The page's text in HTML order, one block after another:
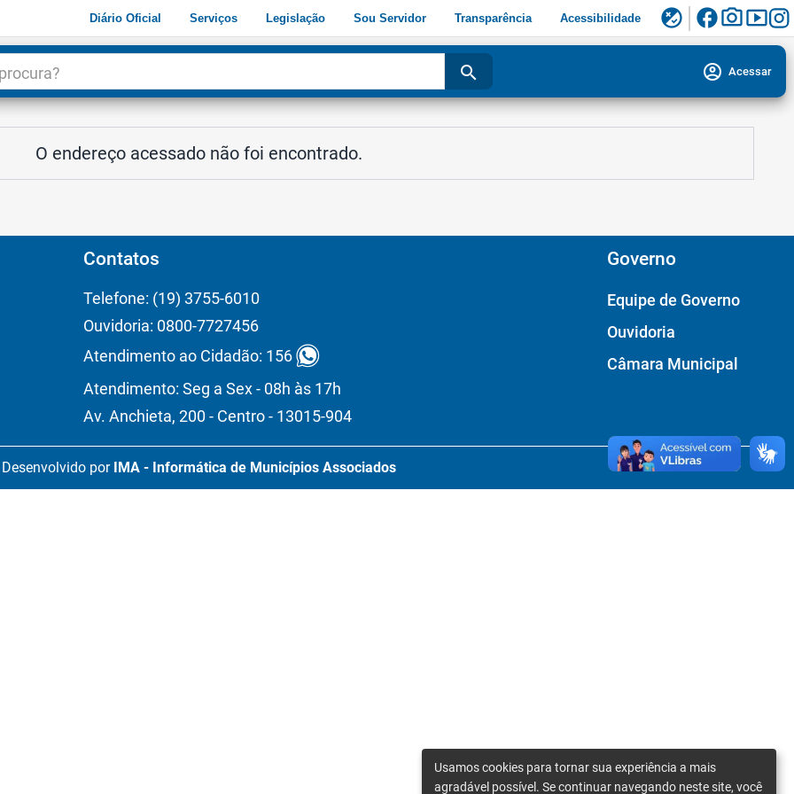
Diário Oficial Serviços Legislação Sou Servidor Transparência Acessibilidade flaky facebookphoto_camerasmart_display
search account_circle Acessar
O endereço acessado não foi encontrado.
Contatos
Telefone: (19) 3755-6010
Ouvidoria: 0800-7727456
Atendimento ao Cidadão: 156
Atendimento: Seg a Sex - 08h às 17h
Av. Anchieta, 200 - Centro - 13015-904
Governo
Equipe de Governo
Ouvidoria
Câmara Municipal
Desenvolvido por IMA - Informática de Municípios Associados
Usamos cookies para tornar sua experiência a mais
agradável possível. Se continuar navegando neste site, você